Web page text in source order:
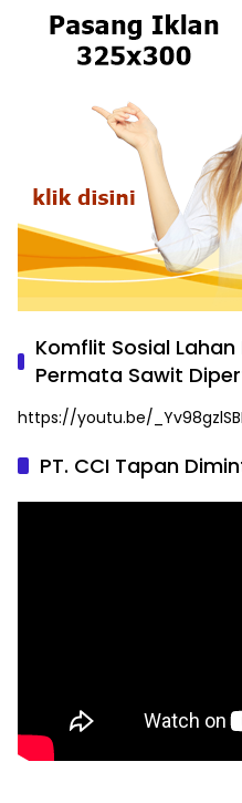
Komflit Sosial Lahan
Permata Sawit
https://youtu.be/
PT. CCI Tapan